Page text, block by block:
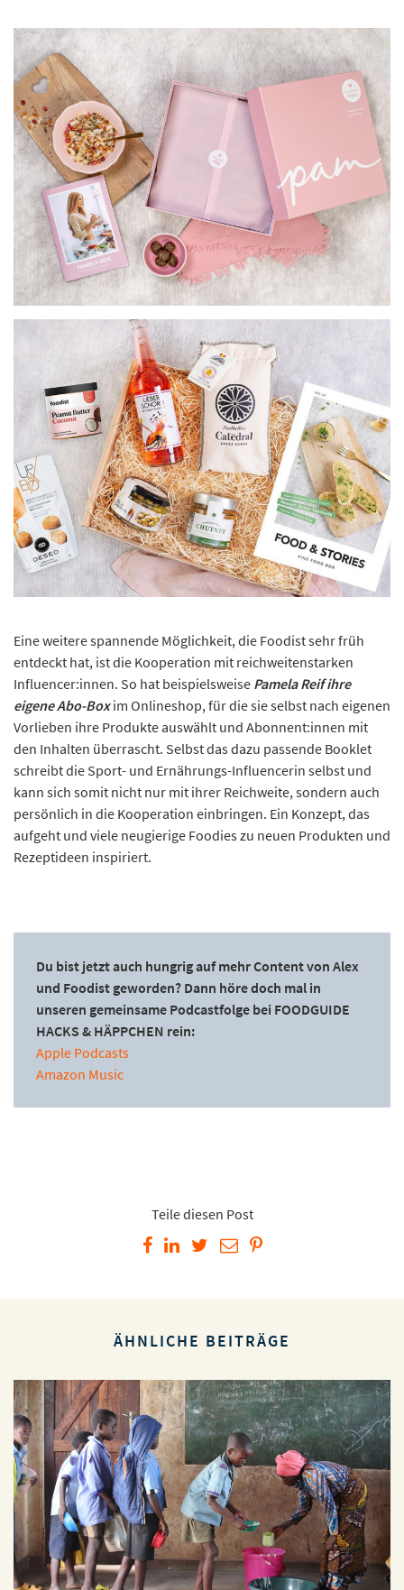
Eine weitere spannende Möglichkeit, die Foodist sehr früh
entdeckt hat, ist die Kooperation mit reichweitenstarken
Influencer:innen. So hat beispielsweise Pamela Reif ihre
eigene Abo-Boxim Onlineshop, für die sie selbst nach eigenen
Vorlieben ihre Produkte auswählt und Abonnent:innen mit
den Inhalten überrascht. Selbst das dazu passende Booklet
schreibt die Sport- und Ernährungs-Influencerin selbst und
kann sich somit nicht nur mit ihrer Reichweite, sondern auch
persönlich in die Kooperation einbringen. Ein Konzept, das
aufgeht und viele neugierige Foodies zu neuen Produkten und
Rezeptideen inspiriert.
Du bist jetzt auch hungrig auf mehr Content von Alex
und Foodist geworden? Dann höre doch mal in
unseren gemeinsame Podcastfolge bei FOODGUIDE
HACKS & HÄPPCHEN rein:
Apple Podcasts
Amazon Music
Teile diesen Post
ÄHNLICHE BEITRÄGE